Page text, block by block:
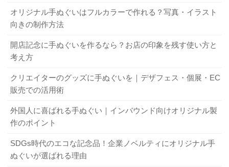
とが多かったでしょう。しかし、今は印刷技術の発達によ
り、写真も鮮明にプリントできるようになりました。です
が」と思うようなものが記念品になる場合もあります。し
かし、選択肢が広がったために、かえって「どんなものを
記念品にすればよいか迷う」と悩む方も増えているので
す。
きたんですね。
イタスにもなります。それに、ワンポイント程度の大きさ
ならば、普段使いにも問題ありません。
3-2．消耗品を送る
卒業記念品なのだから、長く残るものの方が良いのでは？
と思う方もいるでしょう。しかし、卒業の証は卒業証書や
アルバムなど学校生活を振り返るものは他にもたくさんも
れた人間関係がすぐに切れてしまうわけでもありません。
オリジナル手ぬぐいはフルカラーで作れる？写真・イラスト
向きの制作方法
開店記念に手ぬぐいを作るなら？お店の印象を残す使い方と
考え方
クリエイターのグッズに手ぬぐいを｜デザフェス・個展・EC
販売での活用術
外国人に喜ばれる手ぬぐい｜インバウンド向けオリジナル製
作のポイント
SDGs時代のエコな記念品！企業ノベルティにオリジナル手
ぬぐいが選ばれる理由